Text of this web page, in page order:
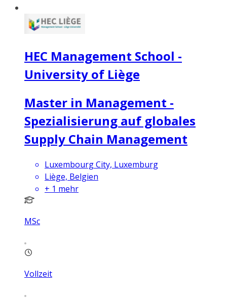
HEC Management School -
University of Liège
Master in Management -
Spezialisierung auf globales
Supply Chain Management
Luxembourg City, Luxemburg
Liège, Belgien
+ 1 mehr
MSc
Vollzeit